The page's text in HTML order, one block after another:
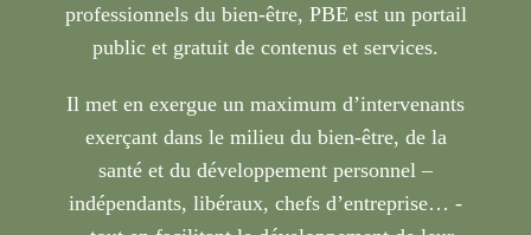
professionnels du bien-être, PBE est un portail
public et gratuit de contenus et services.
Il met en exergue un maximum d’intervenants
exerçant dans le milieu du bien-être, de la
santé et du développement personnel –
indépendants, libéraux, chefs d’entreprise… -